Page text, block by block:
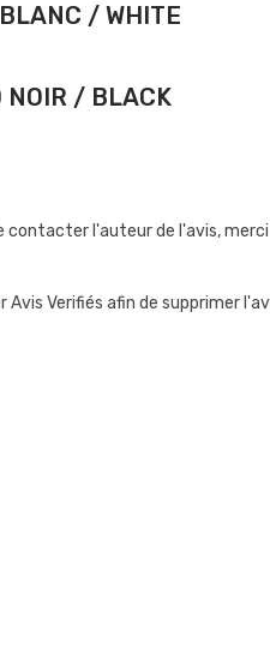
/ WHITE
NOIR / BLACK
l'auteur de l'avis, merci
Verifiés afin de supprimer